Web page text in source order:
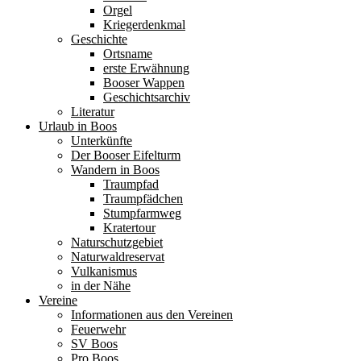
Orgel
Kriegerdenkmal
Geschichte
Ortsname
erste Erwähnung
Booser Wappen
Geschichtsarchiv
Literatur
Urlaub in Boos
Unterkünfte
Der Booser Eifelturm
Wandern in Boos
Traumpfad
Traumpfädchen
Stumpfarmweg
Kratertour
Naturschutzgebiet
Naturwaldreservat
Vulkanismus
in der Nähe
Vereine
Informationen aus den Vereinen
Feuerwehr
SV Boos
Pro Boos